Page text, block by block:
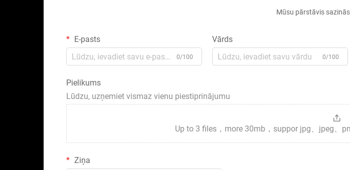
Mūsu pārstāvis
E-pasts
0/100
Vārds
0/100
Pielikums
Lūdzu, uzņemiet vismaz vienu piestiprinājumu
Up to 3 files，more 30mb，suppor jpg、jpeg、
Ziņa